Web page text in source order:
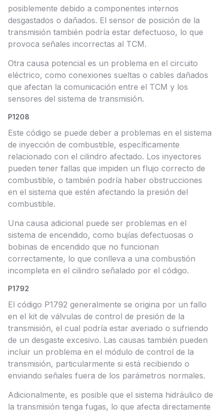
posiblemente debido a componentes internos
desgastados o dañados. El sensor de posición de la
transmisión también podría estar defectuoso, lo que
provoca señales incorrectas al TCM.
Otra causa potencial es un problema en el circuito
eléctrico, como conexiones sueltas o cables dañados
que afectan la comunicación entre el TCM y los
sensores del sistema de transmisión.
P1208
Este código se puede deber a problemas en el sistema
de inyección de combustible, específicamente
relacionado con el cilindro afectado. Los inyectores
pueden tener fallas que impiden un flujo correcto de
combustible, o también podría haber obstrucciones
en el sistema que estén afectando la presión del
combustible.
Una causa adicional puede ser problemas en el
sistema de encendido, como bujías defectuosas o
bobinas de encendido que no funcionan
correctamente, lo que conlleva a una combustión
incompleta en el cilindro señalado por el código.
P1792
El código P1792 generalmente se origina por un fallo
en el kit de válvulas de control de presión de la
transmisión, el cual podría estar averiado o sufriendo
de un desgaste excesivo. Las causas también pueden
incluir un problema en el módulo de control de la
transmisión, particularmente si está recibiendo o
enviando señales fuera de los parámetros normales.
Adicionalmente, es posible que el sistema hidráulico de
la transmisión tenga fugas, lo que afecta directamente